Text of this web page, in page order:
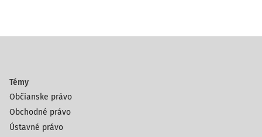
Témy
Občianske právo
Obchodné právo
Ústavné právo